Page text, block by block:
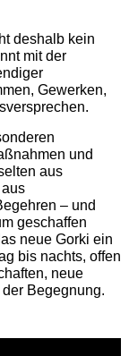
deshalb kein
mit der
Gewerken,
und
aus
– und
geschaffen
neue Gorki ein
bis nachts, offen
neue
Begegnung.